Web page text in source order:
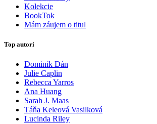
Kolekcie
BookTok
Mám záujem o titul
Top autori
Dominik Dán
Julie Caplin
Rebecca Yarros
Ana Huang
Sarah J. Maas
Táňa Keleová Vasilková
Lucinda Riley